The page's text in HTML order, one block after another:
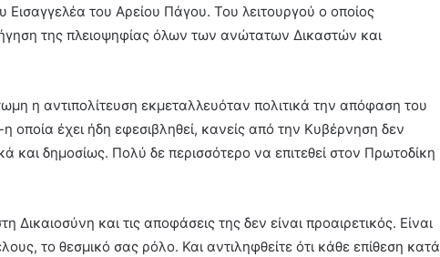
του Αρείου Πάγου. Του λειτουργού ο οποίος
της πλειοψηφίας όλων των ανώτατων Δικαστών και
η αντιπολίτευση εκμεταλλευόταν πολιτικά την απόφαση του
οποία έχει ήδη εφεσιβληθεί, κανείς από την Κυβέρνηση δεν
και δημοσίως. Πολύ δε περισσότερο να επιτεθεί στον Πρωτοδίκη
και τις αποφάσεις της δεν είναι προαιρετικός. Είναι
το θεσμικό σας ρόλο. Και αντιληφθείτε ότι κάθε επίθεση κατά